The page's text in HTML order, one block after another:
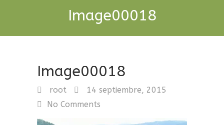
Image00018
Image00018
root
14 septiembre, 2015
No Comments